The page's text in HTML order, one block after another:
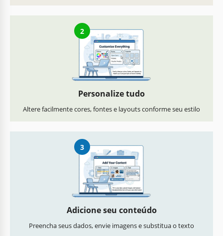
2
Personalize tudo
Altere facilmente cores, fontes e layouts conforme seu estilo
3
Adicione seu conteúdo
Preencha seus dados, envie imagens e substitua o texto